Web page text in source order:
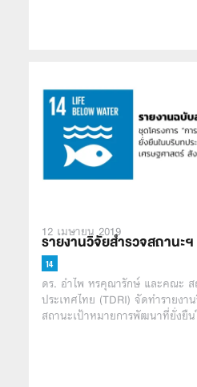
12 เมษายน 2019
รายงานวิจัยสำรวจสถานะ
ดร. อำไพ หรคุณารักษ์ และคณะ
ประเทศไทย (TDRI) จัดทำรายงา
สถานะเป้าหมายการพัฒนาที่ยั่งยื